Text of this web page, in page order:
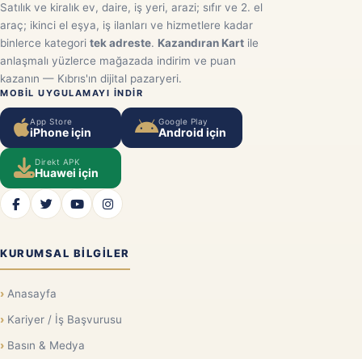
Satılık ve kiralık ev, daire, iş yeri, arazi; sıfır ve 2. el
araç; ikinci el eşya, iş ilanları ve hizmetlere kadar
binlerce kategori tek adreste. Kazandıran Kart ile
anlaşmalı yüzlerce mağazada indirim ve puan
kazanın — Kıbrıs'ın dijital pazaryeri.
MOBIL UYGULAMAYI INDIR
App Store
iPhone için
Google Play
Android için
Direkt APK
Huawei için
KURUMSAL BILGILER
Anasayfa
Kariyer / İş Başvurusu
Basın & Medya